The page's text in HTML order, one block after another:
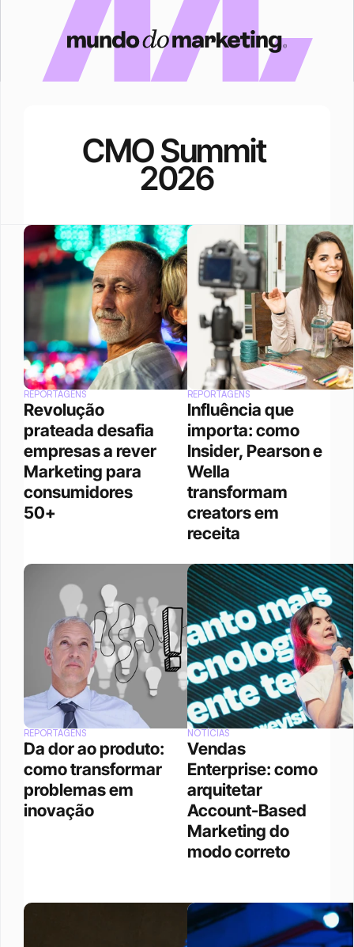
CMO Summit
2026
REPORTAGENS
Revolução
prateada desafia
empresas a rever
Marketing para
consumidores
50+
REPORTAGENS
Influência que
importa: como
Insider, Pearson e
Wella
transformam
creators em
receita
REPORTAGENS
Da dor ao produto:
como transformar
problemas em
inovação
NOTÍCIAS
Vendas
Enterprise: como
arquitetar
Account-Based
Marketing do
modo correto